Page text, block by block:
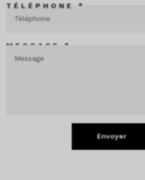
TÉLÉPHONE *
MESSAGE *
Envoyer